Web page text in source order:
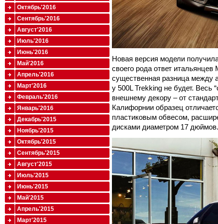
Новая версия модели
своего рода ответ
существенная разница между
у 500L Trekking не будет. Весь
внешнему декору – от
Калифорнии образец
пластиковым обвесом,
дисками диаметром 17
Октябрь'2016
Сентябрь'2016
Август'2016
Июль'2016
Июнь'2016
Май'2016
Апрель'2016
Март'2016
Февраль'2016
Январь'2016
Декабрь'2015
Ноябрь'2015
Октябрь'2015
Сентябрь'2015
Август'2015
Июль'2015
Июнь'2015
Май'2015
Апрель'2015
Март'2015